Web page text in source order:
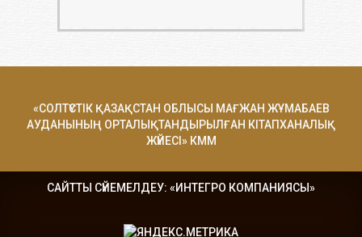
«СОЛТҮСТІК ҚАЗАҚСТАН ОБЛЫСЫ МАҒЖАН ЖҰМАБАЕВ
АУДАНЫНЫҢ ОРТАЛЫҚТАНДЫРЫЛҒАН КІТАПХАНАЛЫҚ
ЖҮЙЕСІ» КММ
САЙТТЫ СҮЙЕМЕЛДЕУ: «ИНТЕГРО КОМПАНИЯСЫ»